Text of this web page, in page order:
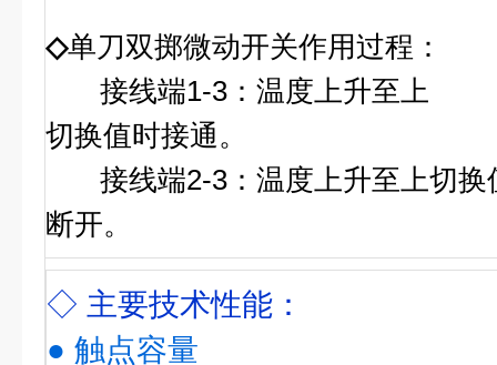
◇单刀双掷微动开关作用过程：
接线端1-3：温度上升至上
切换值时接通。
接线端2-3：温度上升至上切换
断开。
◇ 主要技术性能：
● 触点容量